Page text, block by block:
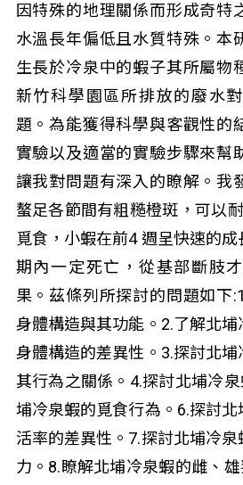
因特殊的地理關係而形成奇特
水溫長年偏低且水質特殊。本
生長於冷泉中的蝦子其所屬物
新竹科學園區所排放的廢水
題。為能獲得科學與客觀性的
實驗以及適當的實驗步驟來幫
讓我對問題有深入的瞭解。我
螯足各節間有粗糙橙斑，可以
覓食，小蝦在前4 週呈快速的
期內一定死亡，從基部斷肢
果。茲條列所探討的問題如下
身體構造與其功能。2.了解北
身體構造的差異性。3.探討北
其行為之關係。4.探討北埔冷
埔冷泉蝦的覓食行為。6.探討
活率的差異性。7.探討北埔冷
力。8.瞭解北埔冷泉蝦的雌、